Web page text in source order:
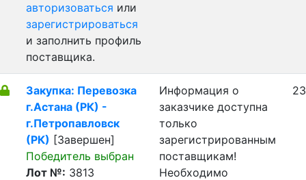
авторизоваться или
зарегистрироваться
и заполнить профиль
поставщика.
Закупка: Перевозка
г.Астана (РК) -
г.Петропавловск
(РК) [Завершен]
Победитель выбран
Лот №: 3813
Информация о
заказчике доступна
только
зарегистрированным
поставщикам!
Необходимо